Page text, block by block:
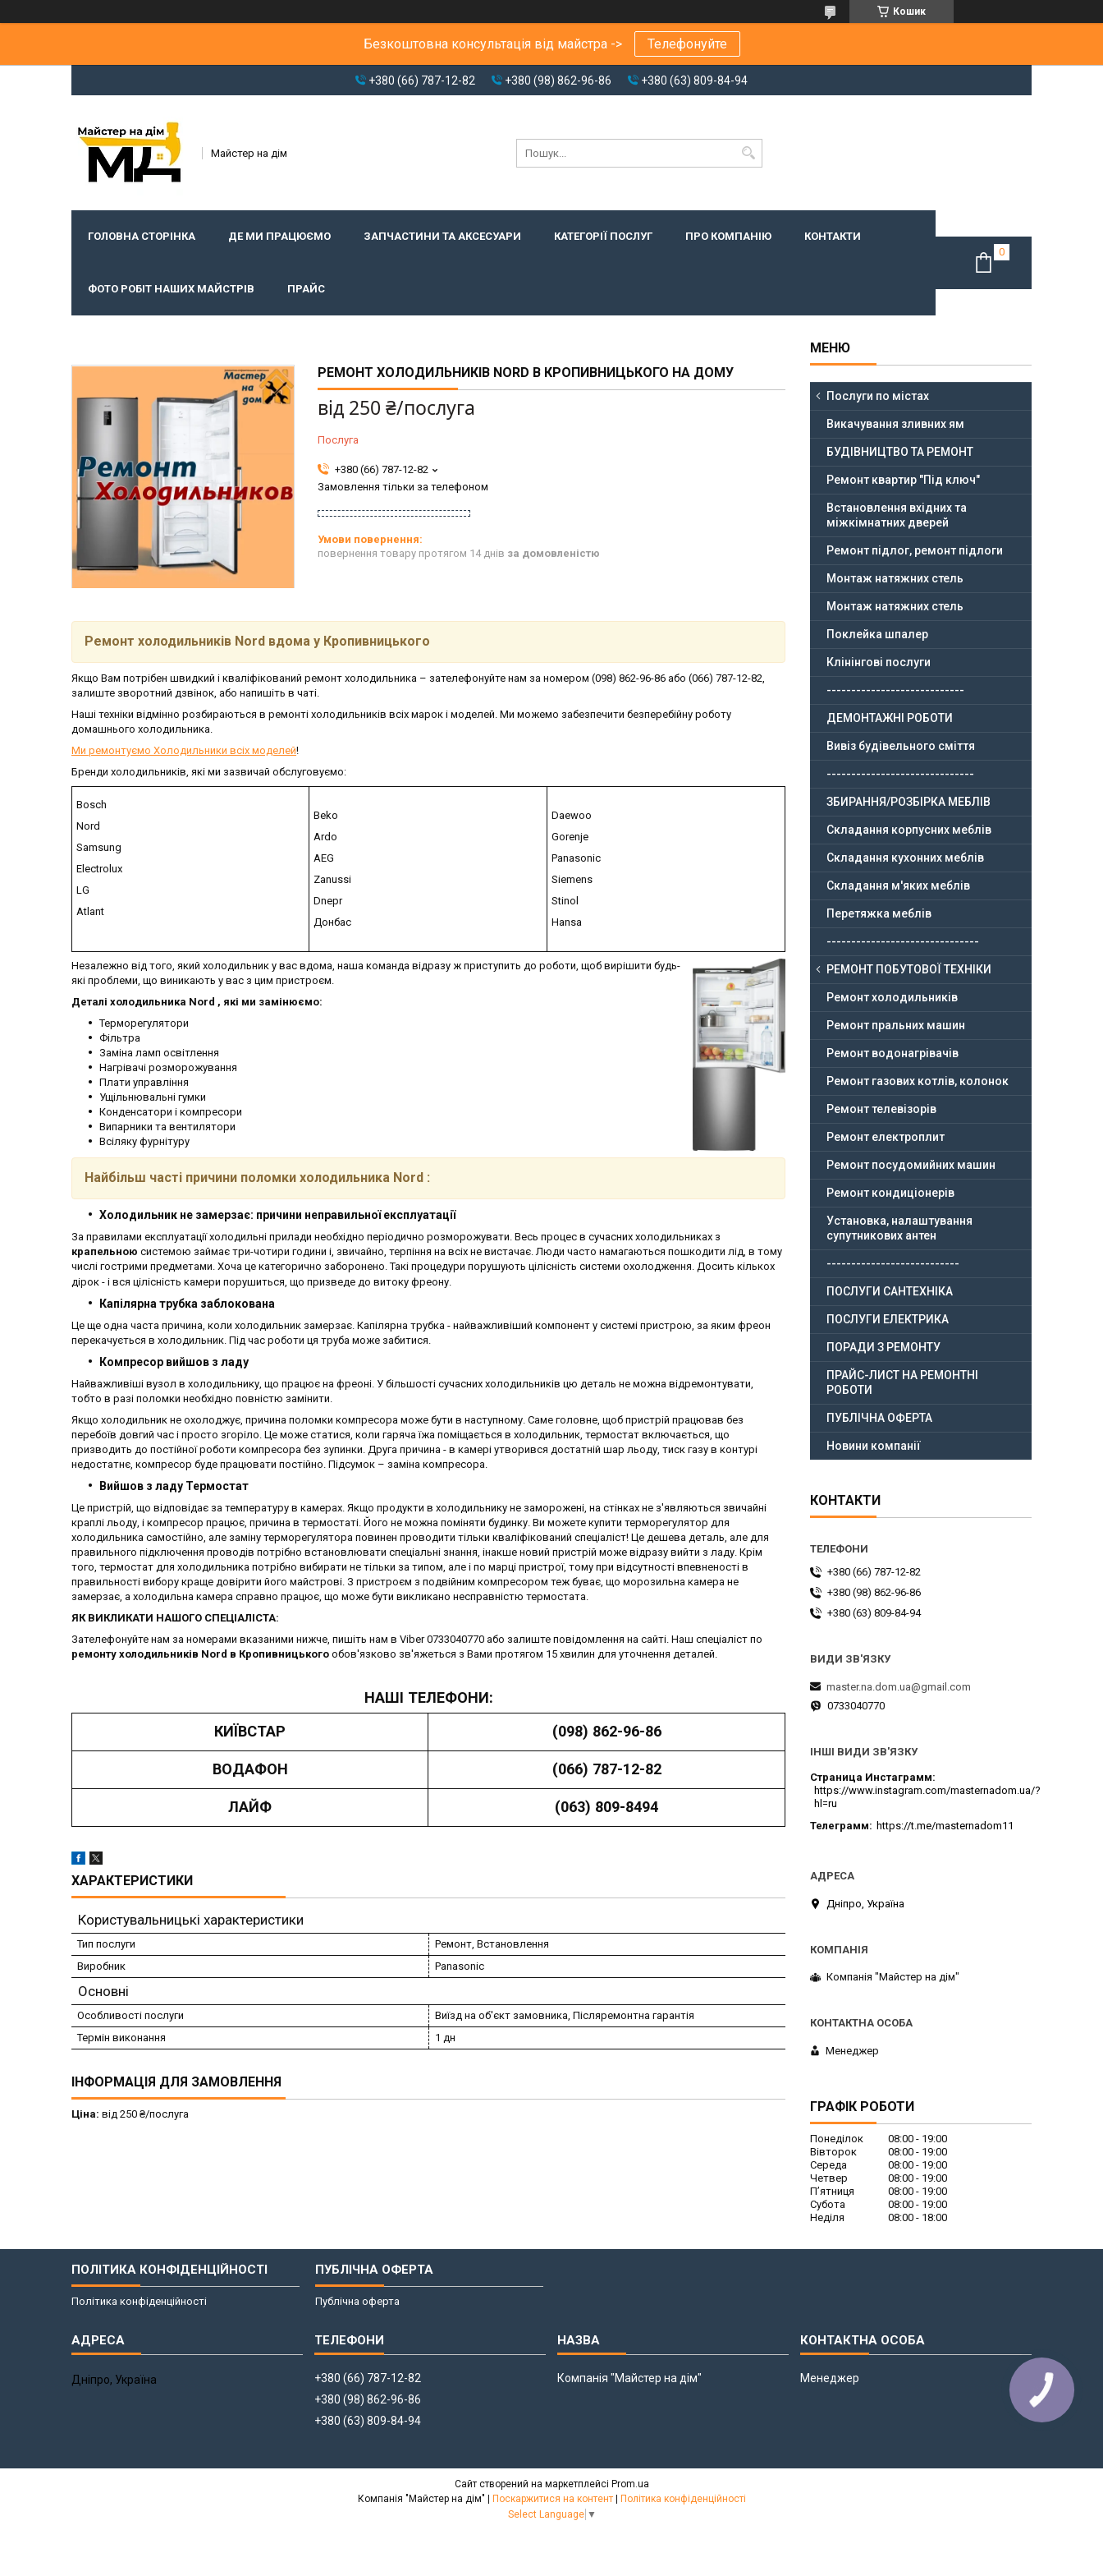
Кошик
Безкоштовна консультація від майстра -> Телефонуйте
+380 (66) 787-12-82 +380 (98) 862-96-86 +380 (63) 809-84-94
Майстер на дім
ГОЛОВНА СТОРІНКА ДЕ МИ ПРАЦЮЄМО ЗАПЧАСТИНИ ТА АКСЕСУАРИ КАТЕГОРІЇ ПОСЛУГ ПРО КОМПАНІЮ КОНТАКТИ
ФОТО РОБІТ НАШИХ МАЙСТРІВ ПРАЙС
РЕМОНТ ХОЛОДИЛЬНИКІВ NORD В КРОПИВНИЦЬКОГО НА ДОМУ
від 250 ₴/послуга
Послуга
+380 (66) 787-12-82
Замовлення тільки за телефоном
повернення товару протягом 14 днів за домовленістю
Ремонт холодильників Nord вдома у Кропивницького
Якщо Вам потрібен швидкий і кваліфікований ремонт холодильника – зателефонуйте нам за номером (098) 862-96-86 або (066) 787-12-82,
залиште зворотний дзвінок, або напишіть в чаті.
Наші техніки відмінно розбираються в ремонті холодильників всіх марок і моделей. Ми можемо забезпечити безперебійну роботу
домашнього холодильника.
Ми ремонтуємо Холодильники всіх моделей!
Бренди холодильників, які ми зазвичай обслуговуємо:
Bosch
Nord
Samsung
Electrolux
LG
Atlant
Beko
Ardo
AEG
Zanussi
Dnepr
Донбас
Daewoo
Gorenje
Panasonic
Siemens
Stinol
Hansa
Незалежно від того, який холодильник у вас вдома, наша команда відразу ж приступить до роботи, щоб вирішити будь-
які проблеми, що виникають у вас з цим пристроєм.
Деталі холодильника Nord , які ми замінюємо:
Терморегулятори
Фільтра
Заміна ламп освітлення
Нагрівачі розморожування
Плати управління
Ущільнювальні гумки
Конденсатори і компресори
Випарники та вентилятори
Всіляку фурнітуру
Найбільш часті причини поломки холодильника Nord :
Холодильник не замерзає: причини неправильної експлуатації
За правилами експлуатації холодильні прилади необхідно періодично розморожувати. Весь процес в сучасних холодильниках з
крапельною системою займає три-чотири години і, звичайно, терпіння на всіх не вистачає. Люди часто намагаються пошкодити лід, в тому
числі гострими предметами. Хоча це категорично заборонено. Такі процедури порушують цілісність системи охолодження. Досить кількох
дірок - і вся цілісність камери порушиться, що призведе до витоку фреону.
Капілярна трубка заблокована
Це ще одна часта причина, коли холодильник замерзає. Капілярна трубка - найважливіший компонент у системі пристрою, за яким фреон
перекачується в холодильник. Під час роботи ця труба може забитися.
Компресор вийшов з ладу
Найважливіші вузол в холодильнику, що працює на фреоні. У більшості сучасних холодильників цю деталь не можна відремонтувати,
тобто в разі поломки необхідно повністю замінити.
Якщо холодильник не охолоджує, причина поломки компресора може бути в наступному. Саме головне, щоб пристрій працював без
перебоїв довгий час і просто згоріло. Це може статися, коли гаряча їжа поміщається в холодильник, термостат включається, що
призводить до постійної роботи компресора без зупинки. Друга причина - в камері утворився достатній шар льоду, тиск газу в контурі
недостатнє, компресор буде працювати постійно. Підсумок – заміна компресора.
Вийшов з ладу Термостат
Це пристрій, що відповідає за температуру в камерах. Якщо продукти в холодильнику не заморожені, на стінках не з'являються звичайні
краплі льоду, і компресор працює, причина в термостаті. Його не можна поміняти будинку. Ви можете купити терморегулятор для
холодильника самостійно, але заміну терморегулятора повинен проводити тільки кваліфікований спеціаліст! Це дешева деталь, але для
правильного підключення проводів потрібно встановлювати спеціальні знання, інакше новий пристрій може відразу вийти з ладу. Крім
того, термостат для холодильника потрібно вибирати не тільки за типом, але і по марці пристрої, тому при відсутності впевненості в
правильності вибору краще довірити його майстрові. З пристроєм з подвійним компресором теж буває, що морозильна камера не
замерзає, а холодильна камера справно працює, що може бути викликано несправністю термостата.
ЯК ВИКЛИКАТИ НАШОГО СПЕЦІАЛІСТА:
Зателефонуйте нам за номерами вказаними нижче, пишіть нам в Viber 0733040770 або залиште повідомлення на сайті. Наш спеціаліст по
ремонту холодильників Nord в Кропивницького обов'язково зв'яжеться з Вами протягом 15 хвилин для уточнення деталей.
НАШІ ТЕЛЕФОНИ:
КИЇВСТАР
(098) 862-96-86
ВОДАФОН (066) 787-12-82
ЛАЙФ (063) 809-8494
ХАРАКТЕРИСТИКИ
Користувальницькі характеристики
Тип послуги
Ремонт, Встановлення
Виробник
Panasonic
Основні
Особливості послуги
Виїзд на об'єкт замовника, Післяремонтна гарантія
Термін виконання
1 дн
ІНФОРМАЦІЯ ДЛЯ ЗАМОВЛЕННЯ
Ціна: від 250 ₴/послуга
Послуги по містах
Викачування зливних ям
БУДІВНИЦТВО ТА РЕМОНТ
Ремонт квартир "Під ключ"
Встановлення вхідних та
міжкімнатних дверей
Ремонт підлог, ремонт підлоги
Монтаж натяжних стель
Монтаж натяжних стель
Поклейка шпалер
Клінінгові послуги
----------------------------
ДЕМОНТАЖНІ РОБОТИ
Вивіз будівельного сміття
------------------------------
ЗБИРАННЯ/РОЗБІРКА МЕБЛІВ
Складання корпусних меблів
Складання кухонних меблів
Складання м'яких меблів
Перетяжка меблів
-------------------------------
РЕМОНТ ПОБУТОВОЇ ТЕХНІКИ
Ремонт холодильників
Ремонт пральних машин
Ремонт водонагрівачів
Ремонт газових котлів, колонок
Ремонт телевізорів
Ремонт електроплит
Ремонт посудомийних машин
Ремонт кондиціонерів
Установка, налаштування
супутникових антен
---------------------------
ПОСЛУГИ САНТЕХНІКА
ПОСЛУГИ ЕЛЕКТРИКА
ПОРАДИ З РЕМОНТУ
ПРАЙС-ЛИСТ НА РЕМОНТНІ
РОБОТИ
ПУБЛІЧНА ОФЕРТА
Новини компанії
КОНТАКТИ
+380 (66) 787-12-82
+380 (98) 862-96-86
+380 (63) 809-84-94
master.na.dom.ua@gmail.com
0733040770
ІНШІ ВИДИ ЗВ'ЯЗКУ
Страница Инстаграмм
https://www.instagram.com/masternadom.ua/?
hl=ru
Телеграмм
https://t.me/masternadom11
Дніпро, Україна
Компанія "Майстер на дім"
Менеджер
ГРАФІК РОБОТИ
Понеділок 08:00
19:00
Вівторок
08:00
19:00
Середа
08:00
19:00
Четвер
08:00
19:00
Пʼятниця
08:00
19:00
Субота
08:00
19:00
Неділя
08:00 18:00
ПОЛІТИКА КОНФІДЕНЦІЙНОСТІ
Політика конфіденційності
ПУБЛІЧНА ОФЕРТА
Публічна оферта
Дніпро, Україна
+380 (66) 787-12-82
+380 (98) 862-96-86
+380 (63) 809-84-94
Компанія "Майстер на дім" Менеджер
Сайт створений на маркетплейсі Prom.ua
Компанія "Майстер на дім" | Поскаржитися на контент | Політика конфіденційності
Select Language ▼